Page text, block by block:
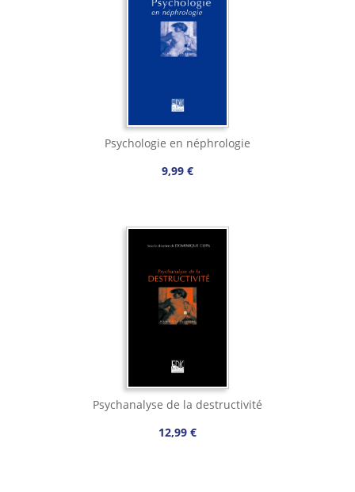
Psychologie en néphrologie
9,99 €
Psychanalyse de la destructivité
12,99 €